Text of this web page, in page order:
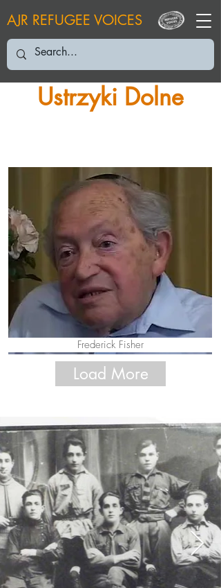
AJR REFUGEE VOICES
Ustrzyki Dolne
Frederick Fisher
Load More